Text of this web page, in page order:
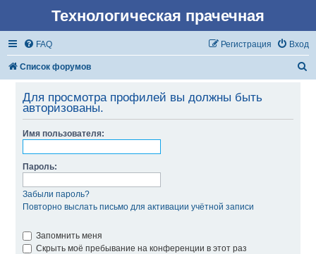
Технологическая прачечная
FAQ Вход
Регистрация
Список форумов
Для просмотра профилей вы должны быть
авторизованы.
Имя пользователя:
Пароль:
Забыли пароль?
Повторно выслать письмо для активации учётной записи
Запомнить меня
Скрыть моё пребывание на конференции в этот раз